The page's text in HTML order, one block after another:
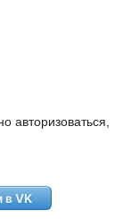
авторизоваться,
в VK